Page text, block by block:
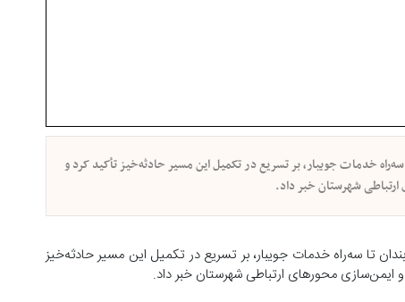
خدمات جویبار، بر تسریع در تکمیل این مسیر حادثه‌خیز تأکید کرد و
تا سه‌راه خدمات جویبار، بر تسریع در تکمیل این مسیر حادثه‌خیز